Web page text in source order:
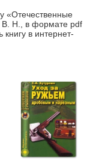
«Отечественные
В. Н., в формате pdf
книгу в интернет-